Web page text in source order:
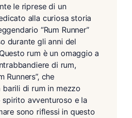
le riprese di un
alla curiosa storia
“Rum Runner”
durante gli anni del
rum è un omaggio a
di rum,
Runners”, che
di rum in mezzo
spirito avventuroso e la
sono riflessi in questo